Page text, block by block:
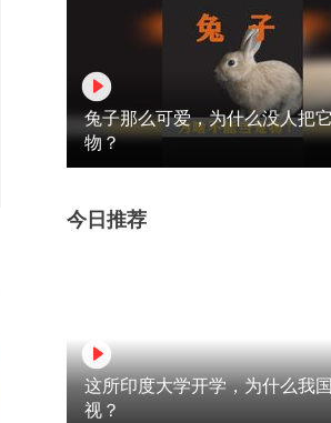
兔子那么可爱，为什么没人把
物？
今日推荐
这所印度大学开学，为什么我
视？